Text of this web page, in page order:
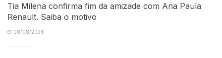
Tia Milena confirma fim da amizade com Ana Paula
Renault. Saiba o motivo
08/08/2026